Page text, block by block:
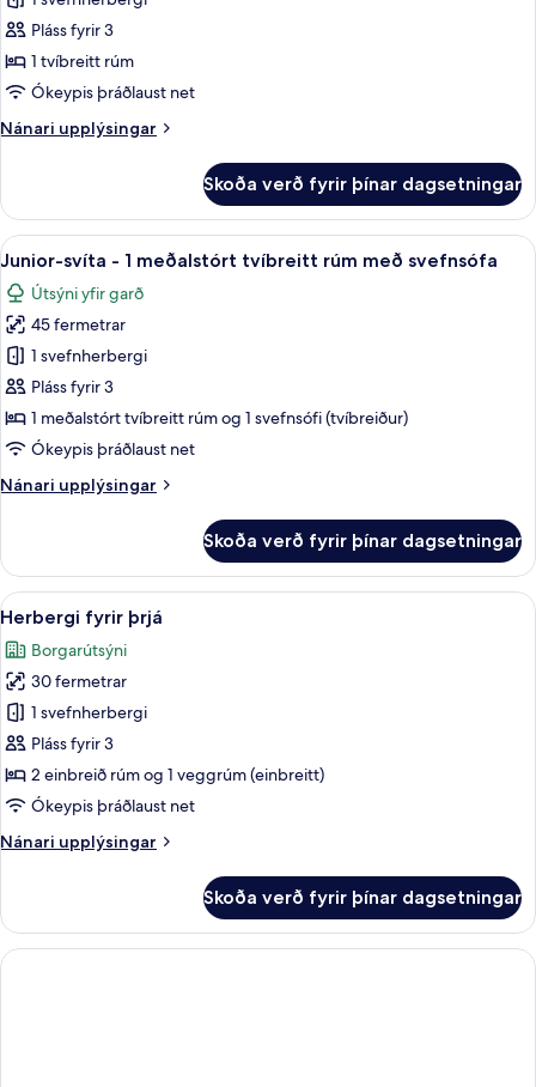
herbergi
-
verönd
útsýni
Pláss fyrir 3
1 tvíbreitt rúm
Ókeypis þráðlaust net
Nánari upplýsingar
Nánari
herbergi
verönd
útsýni
yfir
garð
Skoða verð fyrir þínar dagsetningar
Skoða
allar
myndir
fyrir
Junior-
svíta
-
1
meðalstórt
tvíbreitt
svefnsófa
Junior-svíta - 1 meðalstórt tvíbreitt
8
Junior-svíta - 1 meðalstórt tvíbreitt rúm með svefnsófa
Útsýni yfir garð
45 fermetrar
1 svefnherbergi
Pláss fyrir 3
1 meðalstórt tvíbreitt rúm og 1 svefnsófi (tvíbreiður)
Ókeypis þráðlaust net
Nánari upplýsingar
Nánari
svíta
1
meðalstórt
tvíbreitt
rúm
með
svefnsófa
Skoða verð fyrir þínar dagsetningar
Skoða
allar
myndir
fyrir
Herbergi
fyrir
þrjá
Herbergi fyrir þrjá | Rúmföt af bestu
9
Herbergi fyrir þrjá
Borgarútsýni
30 fermetrar
1 svefnherbergi
Pláss fyrir 3
2 einbreið rúm og 1 veggrúm (einbreitt)
Ókeypis þráðlaust net
Nánari upplýsingar
Nánari
fyrir
þrjá
Skoða verð fyrir þínar dagsetningar